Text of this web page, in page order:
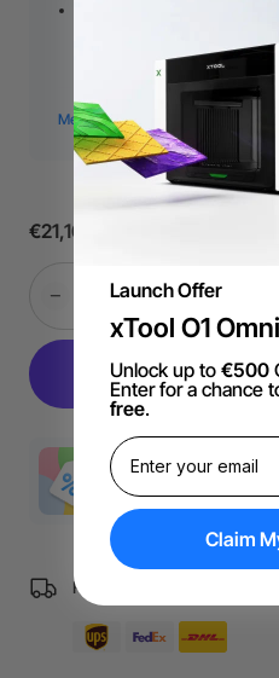
Dieses Antriebsgehäuse ist
konzipiert und mit dem
M1 (jeweils nur eines davon)
Kombination beider
Gehäuse hervorragend für
von Materialien, von Papier
Vinyl bis hin zu leichten
Produktabmessungen:
Zoll (Höhe)
Produktgewicht:80 g
€21,16
More Exclusive Offers
Free Shipping over €99 for
Launch Offer
xTool O1
Unlock up to €500
Enter for a chance
free.
Claim